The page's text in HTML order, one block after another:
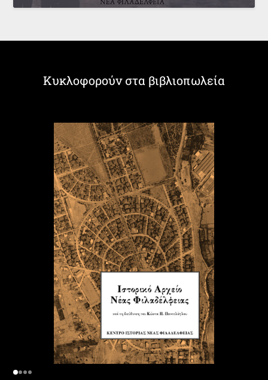
Κυκλοφορούν στα βιβλιοπωλεία